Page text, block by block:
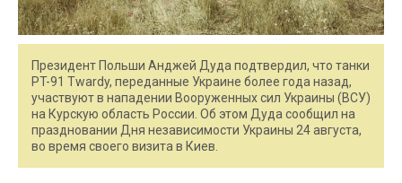
Президент Польши Анджей Дуда подтвердил, что танки
PT-91 Twardy, переданные Украине более года назад,
участвуют в нападении Вооруженных сил Украины (ВСУ)
на Курскую область России. Об этом Дуда сообщил на
праздновании Дня независимости Украины 24 августа,
во время своего визита в Киев.